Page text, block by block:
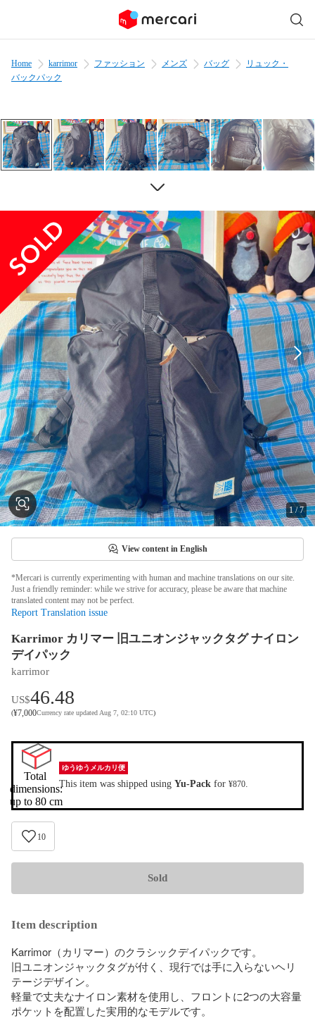
Home karrimor ファッション メンズ バッグ
リュック・
バックパック
1/7
View content in English
*Mercari is currently experimenting with human and machine translations on our site.
Just a friendly reminder: while we strive for accuracy, please be aware that machine
translated content may not be perfect.
Report Translation issue
Karrimor カリマー 旧ユニオンジャックタグ ナイロン
デイパック
karrimor
US$46.48
(¥7,000Currency rate updated Aug 7, 02:10 UTC)
Total
dimensions:
up to 80 cm
ゆうゆうメルカリ便
This item was shipped using Yu-Pack for ¥870.
10
Sold
Item description
Karrimor（カリマー）のクラシックデイパックです。
旧ユニオンジャックタグが付く、現行では手に入らないヘリ
テージデザイン。
軽量で丈夫なナイロン素材を使用し、フロントに2つの大容量
ポケットを配置した実用的なモデルです。